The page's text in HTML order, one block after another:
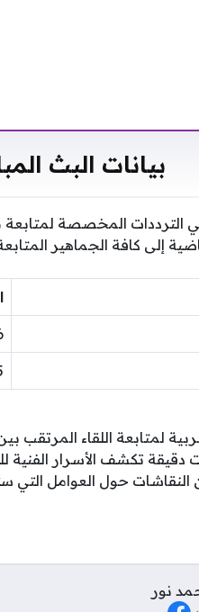
بيانات البث
الترددات المخصصة
إلى كافة الجماهير
لمتابعة اللقاء
دقيقة تكشف الأسرار الفنية
النقاشات حول العوامل
نور